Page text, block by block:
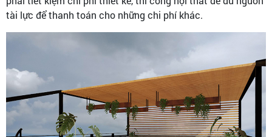
tài lực để thanh toán cho những chi phí khác.